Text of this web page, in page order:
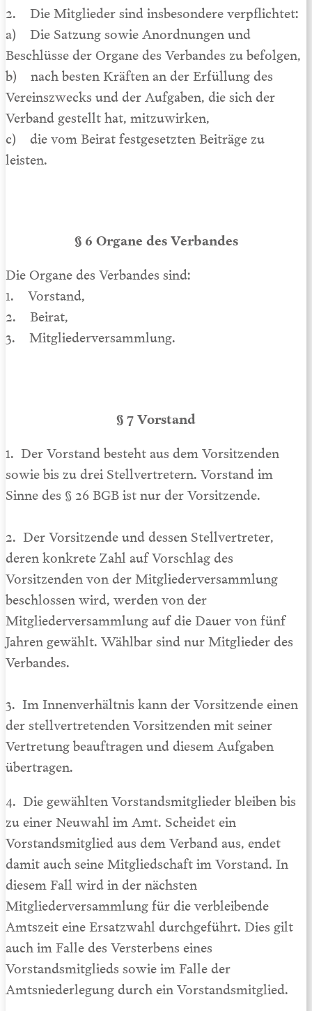
2. Die Mitglieder sind insbesondere verpflichtet:
a) Die Satzung sowie Anordnungen und
Beschlüsse der Organe des Verbandes zu befolgen,
b) nach besten Kräften an der Erfüllung des
Vereinszwecks und der Aufgaben, die sich der
Verband gestellt hat, mitzuwirken,
c) die vom Beirat festgesetzten Beiträge zu
leisten.
§ 6 Organe des Verbandes
Die Organe des Verbandes sind:
1. Vorstand,
2. Beirat,
3. Mitgliederversammlung.
§ 7 Vorstand
1. Der Vorstand besteht aus dem Vorsitzenden
sowie bis zu drei Stellvertretern. Vorstand im
Sinne des § 26 BGB ist nur der Vorsitzende.
2. Der Vorsitzende und dessen Stellvertreter,
deren konkrete Zahl auf Vorschlag des
Vorsitzenden von der Mitgliederversammlung
beschlossen wird, werden von der
Mitgliederversammlung auf die Dauer von fünf
Jahren gewählt. Wählbar sind nur Mitglieder des
Verbandes.
3. Im Innenverhältnis kann der Vorsitzende einen
der stellvertretenden Vorsitzenden mit seiner
Vertretung beauftragen und diesem Aufgaben
übertragen.
4. Die gewählten Vorstandsmitglieder bleiben bis
zu einer Neuwahl im Amt. Scheidet ein
Vorstandsmitglied aus dem Verband aus, endet
damit auch seine Mitgliedschaft im Vorstand. In
diesem Fall wird in der nächsten
Mitgliederversammlung für die verbleibende
Amtszeit eine Ersatzwahl durchgeführt. Dies gilt
auch im Falle des Versterbens eines
Vorstandsmitglieds sowie im Falle der
Amtsniederlegung durch ein Vorstandsmitglied.